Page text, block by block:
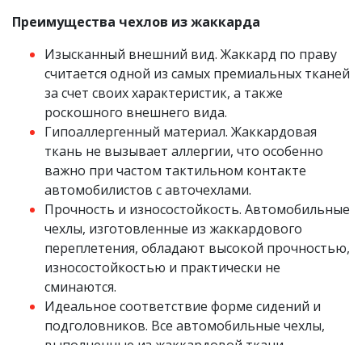
Преимущества чехлов из жаккарда
Изысканный внешний вид. Жаккард по праву
считается одной из самых премиальных тканей
за счет своих характеристик, а также
роскошного внешнего вида.
Гипоаллергенный материал. Жаккардовая
ткань не вызывает аллергии, что особенно
важно при частом тактильном контакте
автомобилистов с авточехлами.
Прочность и износостойкость. Автомобильные
чехлы, изготовленные из жаккардового
переплетения, обладают высокой прочностью,
износостойкостью и практически не
сминаются.
Идеальное соответствие форме сидений и
подголовников. Все автомобильные чехлы,